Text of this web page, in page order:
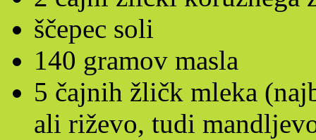
ščepec soli
140 gramov masla
5 čajnih žličk mleka
ali riževo, tudi